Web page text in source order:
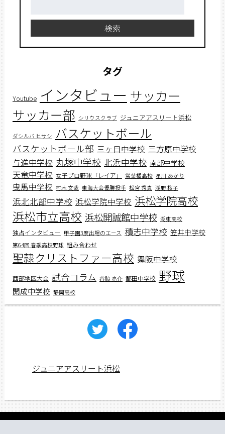
検索
タグ
Youtube インタビュー サッカー
サッカー部 シリウスクラブ ジュニアアスリート浜松
ダシルバ ヒサシ バスケットボール
バスケットボール部 三ヶ日中学校 三方原中学校
与進中学校 丸塚中学校 北浜中学校 南部中学校
天竜中学校 女子プロ野球「レイア」 常葉橘高校 星川 あかり
曳馬中学校 村木 文哉 東海大会優勝投手 松宮 秀真 浅野 桜子
浜北北部中学校 浜松学院中学校 浜松学院高校
浜松市立高校 浜松開誠館中学校 湖東高校
独占インタビュー 甲子園3度出場のエース 積志中学校 笠井中学校
第64回 春季高校野球 組み合わせ
聖隷クリストファー高校 舞阪中学校
西部地区大会 試合コラム 谷脇 亮介 都田中学校 野球
開成中学校 静岡高校
ジュニアアスリート浜松